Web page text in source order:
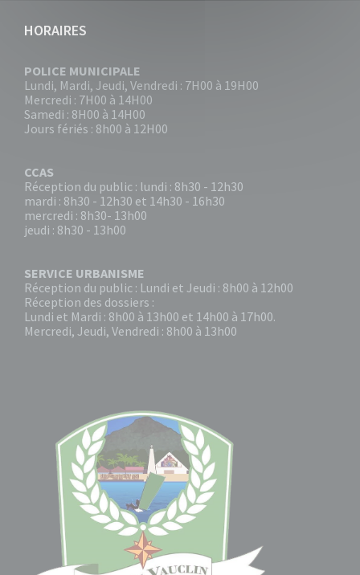
HORAIRES
POLICE MUNICIPALE
Lundi, Mardi, Jeudi, Vendredi : 7H00 à 19H00
Mercredi : 7H00 à 14H00
Samedi : 8H00 à 14H00
Jours fériés : 8h00 à 12H00
CCAS
Réception du public : lundi : 8h30 - 12h30
mardi : 8h30 - 12h30 et 14h30 - 16h30
mercredi : 8h30- 13h00
jeudi : 8h30 - 13h00
SERVICE URBANISME
Réception du public : Lundi et Jeudi : 8h00 à 12h00
Réception des dossiers :
Lundi et Mardi : 8h00 à 13h00 et 14h00 à 17h00.
Mercredi, Jeudi, Vendredi : 8h00 à 13h00